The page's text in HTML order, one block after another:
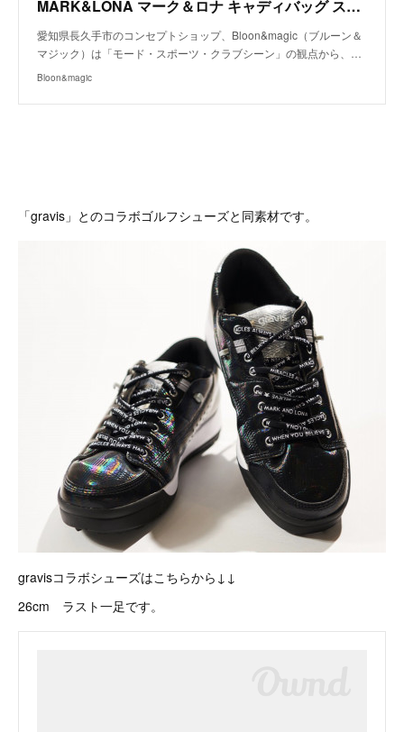
MARK&LONA マーク＆ロナ キャディバッグ スタンドタイプ ブラック(玉虫色) 商品詳細｜愛知県長久手市のコンセプトショップ「ブルーン＆マジック」
愛知県長久手市のコンセプトショップ、Bloon&magic（ブルーン＆
マジック）は「モード・スポーツ・クラブシーン」の観点から、…
Bloon&magic
「gravis」とのコラボゴルフシューズと同素材です。
gravisコラボシューズはこちらから↓↓
26cm ラスト一足です。